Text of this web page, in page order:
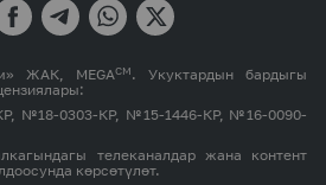
ЖАК, MEGAСМ. Укуктардын бардыгы
№18-0303-КР, №15-1446-КР, №16-0090-
телеканалдар жана контент
көрсөтүлөт.